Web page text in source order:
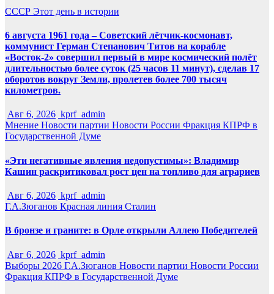
СССР Этот день в истории
6 августа 1961 года – Советский лётчик-космонавт,
коммунист Герман Степанович Титов на корабле
«Восток-2» совершил первый в мире космический полёт
длительностью более суток (25 часов 11 минут), сделав 17
оборотов вокруг Земли, пролетев более 700 тысяч
километров.
Авг 6, 2026 kprf_admin
Мнение Новости партии Новости России Фракция КПРФ в
Государственной Думе
«Эти негативные явления недопустимы»: Владимир
Кашин раскритиковал рост цен на топливо для аграриев
Авг 6, 2026 kprf_admin
Г.А.Зюганов Красная линия Сталин
В бронзе и граните: в Орле открыли Аллею Победителей
Авг 6, 2026 kprf_admin
Выборы 2026 Г.А.Зюганов Новости партии Новости России
Фракция КПРФ в Государственной Думе